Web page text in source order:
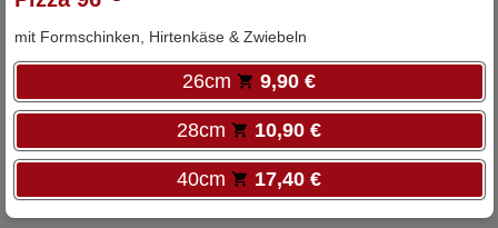
mit Formschinken, Hirtenkäse & Zwiebeln
26cm 9,90 €
28cm 10,90 €
40cm 17,40 €